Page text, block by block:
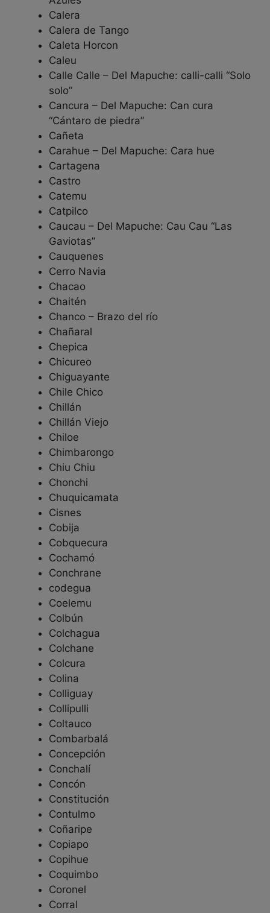
Calera
Calera de Tango
Caleta Horcon
Caleu
Calle Calle – Del Mapuche: calli-calli “Solo
solo”
Cancura – Del Mapuche: Can cura
“Cántaro de piedra”
Cañeta
Carahue – Del Mapuche: Cara hue
Cartagena
Castro
Catemu
Catpilco
Caucau – Del Mapuche: Cau Cau “Las
Gaviotas”
Cauquenes
Cerro Navia
Chacao
Chaitén
Chanco – Brazo del río
Chañaral
Chepica
Chicureo
Chiguayante
Chile Chico
Chillán
Chillán Viejo
Chiloe
Chimbarongo
Chiu Chiu
Chonchi
Chuquicamata
Cisnes
Cobija
Cobquecura
Cochamó
Conchrane
codegua
Coelemu
Colbún
Colchagua
Colchane
Colcura
Colina
Colliguay
Collipulli
Coltauco
Combarbalá
Concepción
Conchalí
Concón
Constitución
Contulmo
Coñaripe
Copiapo
Copihue
Coquimbo
Coronel
Corral